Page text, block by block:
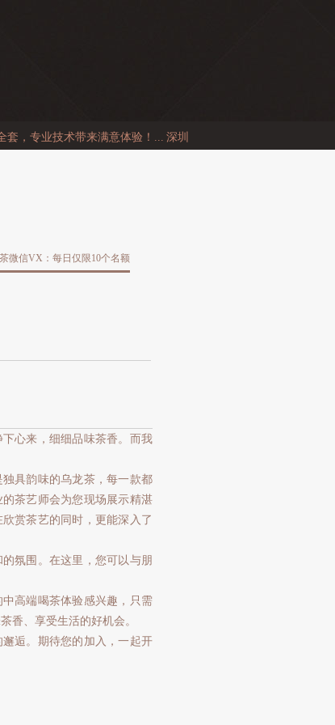
，专业技术带来满意体验！... 深圳龙岗喝茶微信反克隆链...
微信VX：每日仅限10个名额
心来，细细品味茶香。而我
具韵味的乌龙茶，每一款都
茶艺师会为您现场展示精湛
赏茶艺的同时，更能深入了
氛围。在这里，您可以与朋
高端喝茶体验感兴趣，只需
香、享受生活的好机会。
逅。期待您的加入，一起开